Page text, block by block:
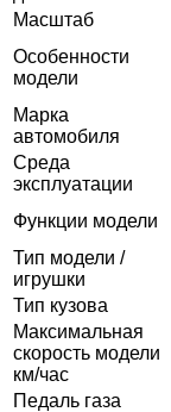
Масштаб
Особенности
модели
Марка
автомобиля
Среда
эксплуатации
Функции модели
Тип модели /
игрушки
Тип кузова
Максимальная
скорость модели
км/час
Педаль газа